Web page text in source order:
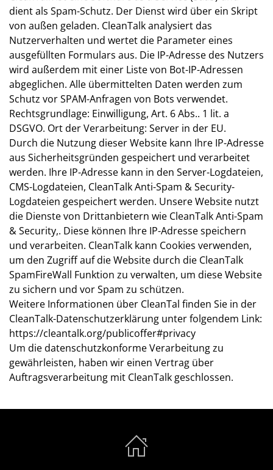
dient als Spam-Schutz. Der Dienst wird über ein Skript
von außen geladen. CleanTalk analysiert das
Nutzerverhalten und wertet die Parameter eines
ausgefüllten Formulars aus. Die IP-Adresse des Nutzers
wird außerdem mit einer Liste von Bot-IP-Adressen
abgeglichen. Alle übermittelten Daten werden zum
Schutz vor SPAM-Anfragen von Bots verwendet.
Rechtsgrundlage: Einwilligung, Art. 6 Abs.. 1 lit. a
DSGVO. Ort der Verarbeitung: Server in der EU.
Durch die Nutzung dieser Website kann Ihre IP-Adresse
aus Sicherheitsgründen gespeichert und verarbeitet
werden. Ihre IP-Adresse kann in den Server-Logdateien,
CMS-Logdateien, CleanTalk Anti-Spam & Security-
Logdateien gespeichert werden. Unsere Website nutzt
die Dienste von Drittanbietern wie CleanTalk Anti-Spam
& Security,. Diese können Ihre IP-Adresse speichern
und verarbeiten. CleanTalk kann Cookies verwenden,
um den Zugriff auf die Website durch die CleanTalk
SpamFireWall Funktion zu verwalten, um diese Website
zu sichern und vor Spam zu schützen.
Weitere Informationen über CleanTal finden Sie in der
CleanTalk-Datenschutzerklärung unter folgendem Link:
https://cleantalk.org/publicoffer#privacy
Um die datenschutzkonforme Verarbeitung zu
gewährleisten, haben wir einen Vertrag über
Auftragsverarbeitung mit CleanTalk geschlossen.